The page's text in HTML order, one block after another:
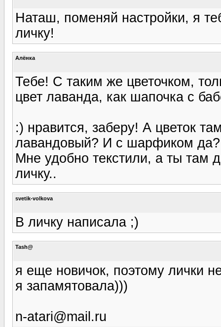
Наташ, поменяй настройки, я
личку!
Алёнка
Тебе! С таким же цветочком,
цвет лаванда, как шапочка с
:) нравится, заберу! А цветок
лавандовый? И с шарфиком да?
Мне удобно текстили, а ты там
личку..
svetik-volkova
В личку написала ;)
Tash@
я еще новичок, поэтому лички
я запамятовала)))
n-atari@mail.ru